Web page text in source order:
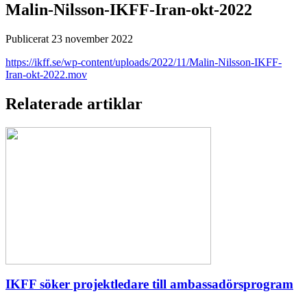
Malin-Nilsson-IKFF-Iran-okt-2022
Publicerat 23 november 2022
https://ikff.se/wp-content/uploads/2022/11/Malin-Nilsson-IKFF-
Iran-okt-2022.mov
Relaterade artiklar
IKFF söker projektledare till ambassadörsprogram